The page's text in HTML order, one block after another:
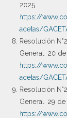
2025.
https://
acetas/
Resolución
General. 20
https://
acetas/
Resolución
General. 29
https://